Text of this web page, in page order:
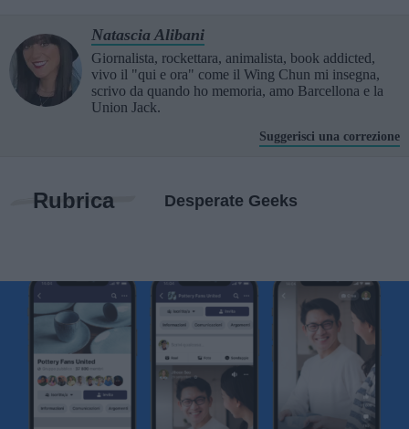
Natascia Alibani
Giornalista, rockettara, animalista, book addicted,
vivo il "qui e ora" come il Wing Chun mi insegna,
scrivo da quando ho memoria, amo Barcellona e la
Union Jack.
Suggerisci una correzione
Rubrica Desperate Geeks